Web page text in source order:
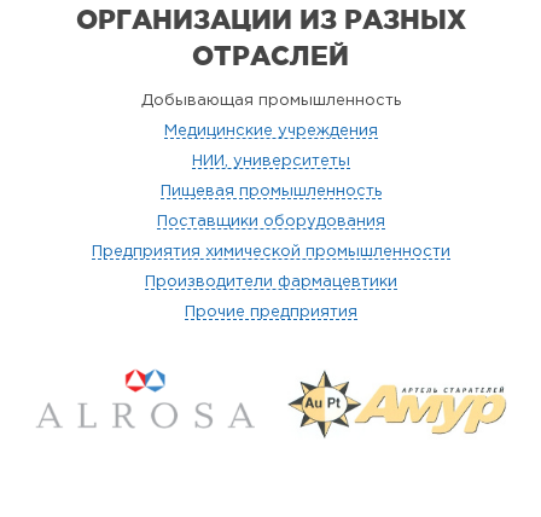
ОРГАНИЗАЦИИ ИЗ РАЗНЫХ
ОТРАСЛЕЙ
Добывающая промышленность
Медицинские учреждения
НИИ, университеты
Пищевая промышленность
Поставщики оборудования
Предприятия химической промышленности
Производители фармацевтики
Прочие предприятия